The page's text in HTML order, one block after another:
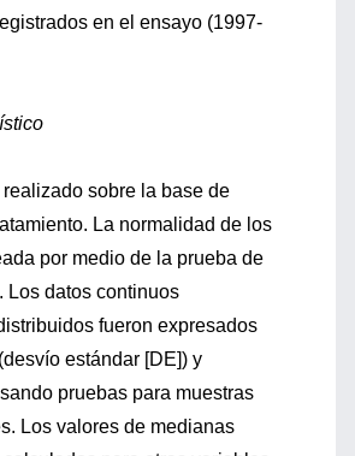
en el ensayo (1997-
sobre la base de
La normalidad de los
por medio de la prueba de
Los datos continuos
fueron expresados
estándar [DE]) y
pruebas para muestras
Los valores de medianas